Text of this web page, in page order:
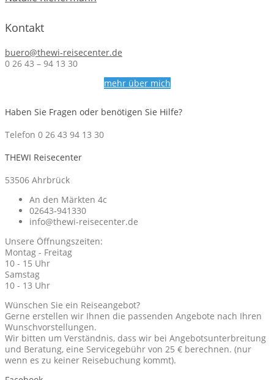
Kontakt
buero@thewi-reisecenter.de
0 26 43 – 94 13 30
mehr über mich
Haben Sie Fragen oder benötigen Sie Hilfe?
Telefon 0 26 43 94 13 30
THEWI Reisecenter
53506 Ahrbrück
An den Märkten 4c
02643-941330
info@thewi-reisecenter.de
Unsere Öffnungszeiten:
Montag - Freitag
10 - 15 Uhr
Samstag
10 - 13 Uhr
Wünschen Sie ein Reiseangebot?
Gerne erstellen wir Ihnen die passenden Angebote nach Ihren
Wunschvorstellungen.
Wir bitten um Verständnis, dass wir bei Angebotsunterbreitung
und Beratung, eine Servicegebühr von 25 € berechnen. (nur
wenn es zu keiner Reisebuchung kommt).